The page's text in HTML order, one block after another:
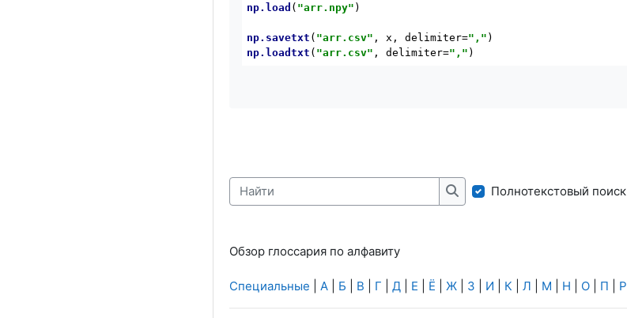
np.load ( "arr.npy" )
np.savetxt ( "arr.csv" , x, delimiter=","
np.loadtxt ( "arr.csv" , delimiter="," )
Найти
Найти
Полнотекстовый поиск
Обзор глоссария по алфавиту
Специальные А| Б В Г Д| Е Ё Ж| З И К Л М Н О| П Р